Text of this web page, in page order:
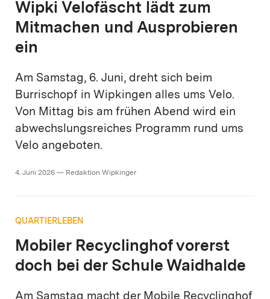
Wipki Velofäscht lädt zum
Mitmachen und Ausprobieren
ein
Am Samstag, 6. Juni, dreht sich beim
Burrischopf in Wipkingen alles ums Velo.
Von Mittag bis am frühen Abend wird ein
abwechslungsreiches Programm rund ums
Velo angeboten.
4. Juni 2026 — Redaktion Wipkinger
QUARTIERLEBEN
Mobiler Recyclinghof vorerst
doch bei der Schule Waidhalde